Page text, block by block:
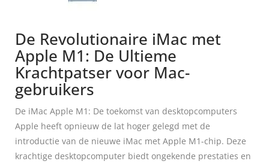
De Revolutionaire iMac met
Apple M1: De Ultieme
Krachtpatser voor Mac-
gebruikers
De iMac Apple M1: De toekomst van desktopcomputers
Apple heeft opnieuw de lat hoger gelegd met de
introductie van de nieuwe iMac met Apple M1-chip. Deze
krachtige desktopcomputer biedt ongekende prestaties en